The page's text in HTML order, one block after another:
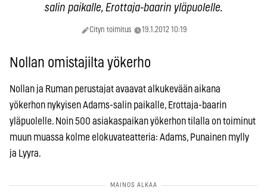
salin paikalle, Erottaja-baarin yläpuolelle.
Cityn toimitus 19.1.2012 10:19
Nollan omistajilta yökerho
Nollan ja Ruman perustajat avaavat alkukevään aikana
yökerhon nykyisen Adams-salin paikalle, Erottaja-baarin
yläpuolelle. Noin 500 asiakaspaikan yökerhon tilalla on toiminut
muun muassa kolme elokuvateatteria: Adams, Punainen mylly
ja Lyyra.